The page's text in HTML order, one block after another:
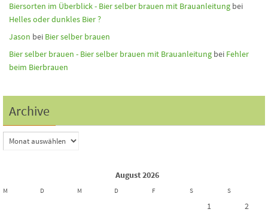
Biersorten im Überblick - Bier selber brauen mit Brauanleitung bei
Helles oder dunkles Bier ?
Jason bei Bier selber brauen
Bier selber brauen - Bier selber brauen mit Brauanleitung bei Fehler
beim Bierbrauen
Archive
August 2026
M D M D F S S
1 2